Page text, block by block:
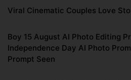
Viral Cinematic Couples Love
Boy 15 August AI Photo Editing
Independence Day AI Photo
Prompt Seen